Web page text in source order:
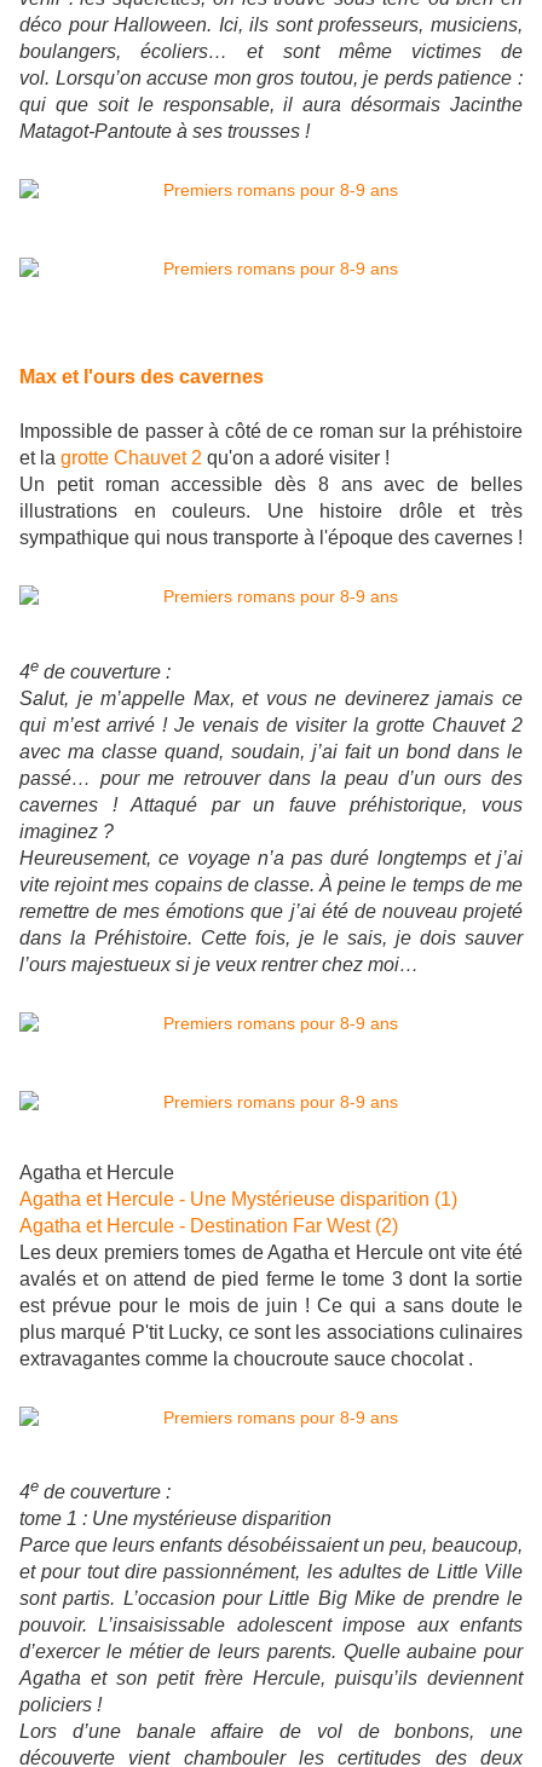
déco pour Halloween. Ici, ils sont professeurs, musiciens,
boulangers, écoliers… et sont même victimes de
vol. Lorsqu’on accuse mon gros toutou, je perds patience :
qui que soit le responsable, il aura désormais Jacinthe
Matagot-Pantoute à ses trousses !
Max et l'ours des cavernes
Impossible de passer à côté de ce roman sur la préhistoire
et la grotte Chauvet 2 qu'on a adoré visiter !
Un petit roman accessible dès 8 ans avec de belles
illustrations en couleurs. Une histoire drôle et très
sympathique qui nous transporte à l'époque des cavernes !
4e de couverture :
Salut, je m’appelle Max, et vous ne devinerez jamais ce
qui m’est arrivé ! Je venais de visiter la grotte Chauvet 2
avec ma classe quand, soudain, j’ai fait un bond dans le
passé… pour me retrouver dans la peau d’unours des
cavernes ! Attaqué par un fauve préhistorique, vous
imaginez ?
Heureusement, ce voyage n’a pas duré longtemps et j’ai
vite rejoint mes copains de classe. À peine le temps de me
remettre de mes émotions que j’ai été de nouveau projeté
dans la Préhistoire. Cette fois, je le sais, je dois sauver
l’ours majestueux si je veux rentrer chez moi…
Agatha et Hercule
Agatha et Hercule - Une Mystérieuse disparition (1)
Agatha et Hercule - Destination Far West (2)
Les deux premiers tomes de Agatha et Hercule ont vite été
avalés et on attend de pied ferme le tome 3 dont la sortie
est prévue pour le mois de juin ! Ce qui a sans doute le
plus marqué P'tit Lucky, ce sont les associations culinaires
extravagantes comme la choucroute sauce chocolat .
4e de couverture :
tome 1 : Une mystérieuse disparition
Parce que leurs enfants désobéissaient un peu, beaucoup,
et pour tout dire passionnément, les adultes de Little Ville
sont partis. L’occasion pour Little Big Mike de prendre le
pouvoir. L’insaisissable adolescent impose aux enfants
d’exercer le métier de leurs parents. Quelle aubaine pour
Agatha et son petit frère Hercule, puisqu’ils deviennent
policiers !
Lors d’une banale affaire de vol de bonbons, une
découverte vient chambouler les certitudes des deux